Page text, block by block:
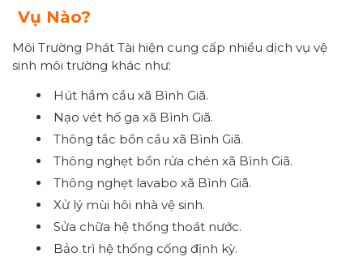
Vụ Nào?
Môi Trường Phát Tài hiện cung cấp nhiều dịch vụ vệ
sinh môi trường khác như:
Hút hầm cầu xã Bình Giã.
Nạo vét hố ga xã Bình Giã.
Thông tắc bồn cầu xã Bình Giã.
Thông nghẹt bồn rửa chén xã Bình Giã.
Thông nghẹt lavabo xã Bình Giã.
Xử lý mùi hôi nhà vệ sinh.
Sửa chữa hệ thống thoát nước.
Bảo trì hệ thống cống định kỳ.